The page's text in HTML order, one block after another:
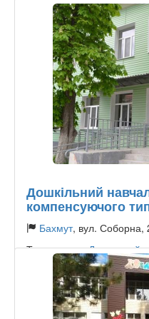
Тип садочку:Державний
Дошкільний
компенсуючого
Бахмут, вул. Соборна,
Тип садочку:Державний